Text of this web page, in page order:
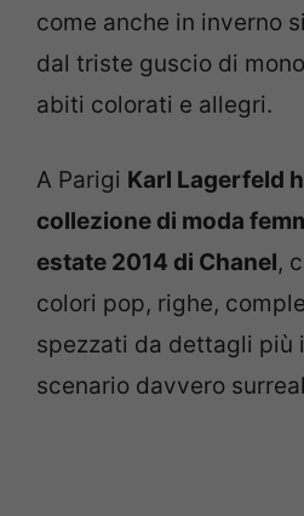
come anche in inverno
dal triste guscio di
abiti colorati e allegri.
A Parigi Karl Lagerfeld
collezione di moda
estate 2014 di Chanel,
colori pop, righe,
spezzati da dettagli più
scenario davvero